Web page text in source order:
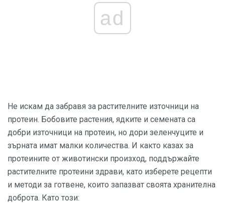
ad
Не искам да забравя за растителните източници на
протеин. Бобовите растения, ядките и семената са
добри източници на протеин, но дори зеленчуците и
зърната имат малки количества. И както казах за
протеините от животински произход, поддържайте
растителните протеини здрави, като изберете рецепти
и методи за готвене, които запазват своята хранителна
доброта. Като този: